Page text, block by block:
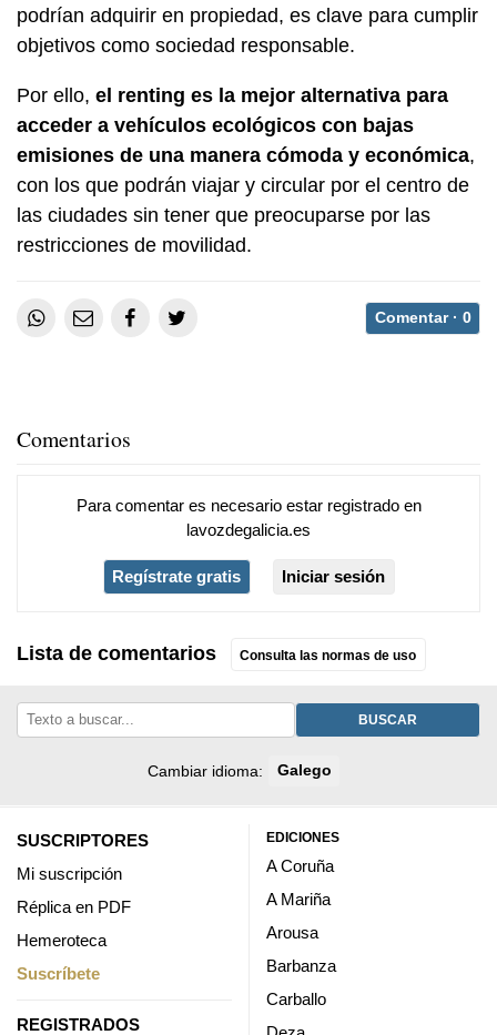
podrían adquirir en propiedad, es clave para cumplir
objetivos como sociedad responsable.
Por ello, el renting es la mejor alternativa para
acceder a vehículos ecológicos con bajas
emisiones de una manera cómoda y económica,
con los que podrán viajar y circular por el centro de
las ciudades sin tener que preocuparse por las
restricciones de movilidad.
Comentar · 0
Comentarios
Para comentar es necesario estar registradoen
lavozdegalicia.es
Regístrate gratis Iniciar sesión
Lista de comentarios Consulta las normas de uso
BUSCAR
Cambiar idioma: Galego
SUSCRIPTORES
Mi suscripción
Réplica en PDF
Hemeroteca
Suscríbete
REGISTRADOS
EDICIONES
A Coruña
A Mariña
Arousa
Barbanza
Carballo